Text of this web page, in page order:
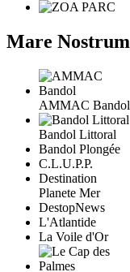
Mare Nostrum
AMMAC Bandol
Bandol Littoral
Bandol Plongée
C.L.U.P.P.
Destination
Planete Mer
DestopNews
L'Atlantide
La Voile d'Or